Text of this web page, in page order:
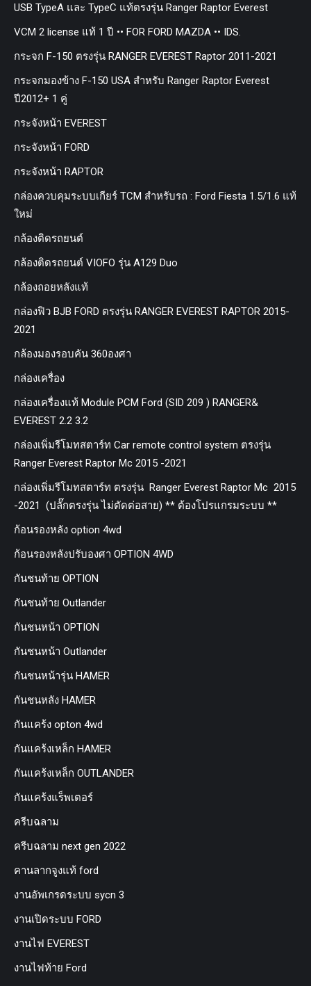
USB TypeA และ TypeC แท้ตรงรุ่น Ranger Raptor Everest
VCM 2 license แท้ 1 ปี •• FOR FORD MAZDA •• IDS.
กระจก F-150 ตรงรุ่น RANGER EVEREST Raptor 2011-2021
กระจกมองข้าง F-150 USA สำหรับ Ranger Raptor Everest
ปี2012+ 1 คู่
กระจังหน้า EVEREST
กระจังหน้า FORD
กระจังหน้า RAPTOR
กล่องควบคุมระบบเกียร์ TCM สำหรับรถ : Ford Fiesta 1.5/1.6 แท้
ใหม่
กล้องติดรถยนต์
กล้องติดรถยนต์ VIOFO รุ่น A129 Duo
กล้องถอยหลังแท้
กล่องฟิว BJB FORD ตรงรุ่น RANGER EVEREST RAPTOR 2015-
2021
กล้องมองรอบคัน 360องศา
กล่องเครื่อง
กล่องเครื่องแท้ Module PCM Ford (SID 209 ) RANGER&
EVEREST 2.2 3.2
กล่องเพิ่มรีโมทสตาร์ท Car remote control system ตรงรุ่น
Ranger Everest Raptor Mc 2015 -2021
กล่องเพิ่มรีโมทสตาร์ท ตรงรุ่น Ranger Everest Raptor Mc 2015
-2021 (ปลั๊กตรงรุ่น ไม่ตัดต่อสาย) ** ต้องโปรแกรมระบบ **
ก้อนรองหลัง option 4wd
ก้อนรองหลังปรับองศา OPTION 4WD
กันชนท้าย OPTION
กันชนท้าย Outlander
กันชนหน้า OPTION
กันชนหน้า Outlander
กันชนหน้ารุ่น HAMER
กันชนหลัง HAMER
กันแคร้ง opton 4wd
กันแคร้งเหล็ก HAMER
กันแคร้งเหล็ก OUTLANDER
กันแคร้งแร็พเตอร์
ครีบฉลาม
ครีบฉลาม next gen 2022
คานลากจูงแท้ ford
งานอัพเกรดระบบ sycn 3
งานเปิดระบบ FORD
งานไฟ EVEREST
งานไฟท้าย Ford